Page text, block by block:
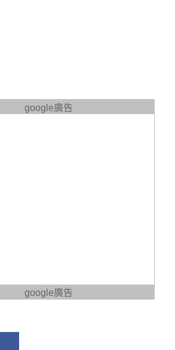
google廣告
google廣告